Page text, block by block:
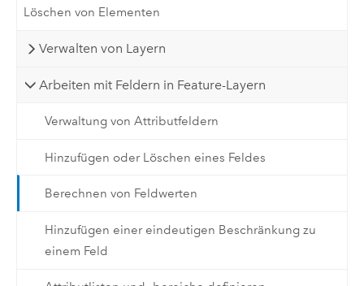
Löschen von Elementen
Verwalten von Layern
Arbeiten mit Feldern in Feature-Layern
Verwaltung von Attributfeldern
Hinzufügen oder Löschen eines Feldes
Berechnen von Feldwerten
Hinzufügen einer eindeutigen Beschränkung zu
einem Feld